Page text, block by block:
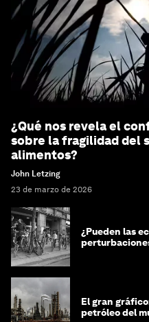
¿Qué nos revela el
sobre la fragilidad del
alimentos?
John Letzing
23 de marzo de 2026
¿Pueden las
El gran
petróleo del